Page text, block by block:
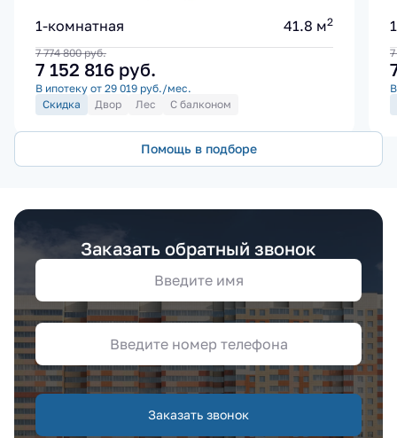
1-комнатная 41.8 м2
7 774 800руб.
7 152 816 руб.
В ипотеку от 29 019 руб./мес.
Скидка
Двор Лес С балконом
Помощь в подборе
Заказать обратный звонок
Заказать звонок